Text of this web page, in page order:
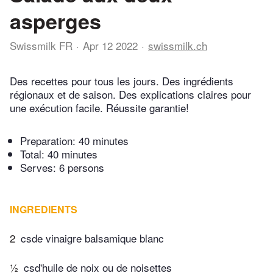
asperges
Swissmilk FR Apr 12 2022 swissmilk.ch
Des recettes pour tous les jours. Des ingrédients
régionaux et de saison. Des explications claires pour
une exécution facile. Réussite garantie!
Preparation: 40 minutes
Total: 40 minutes
Serves: 6 persons
INGREDIENTS
2 csde vinaigre balsamique blanc
½ csd'huile de noix ou de noisettes